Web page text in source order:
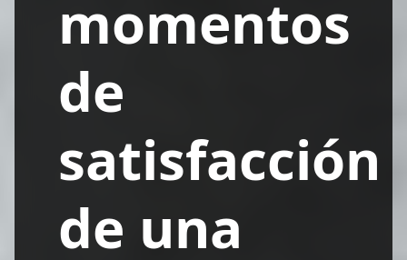
momentos
de
satisfacción
de una